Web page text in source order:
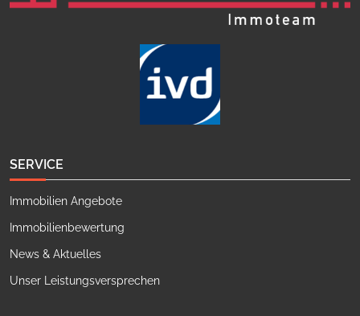
SERVICE
Immobilien Angebote
Immobilienbewertung
News & Aktuelles
Unser Leistungsversprechen